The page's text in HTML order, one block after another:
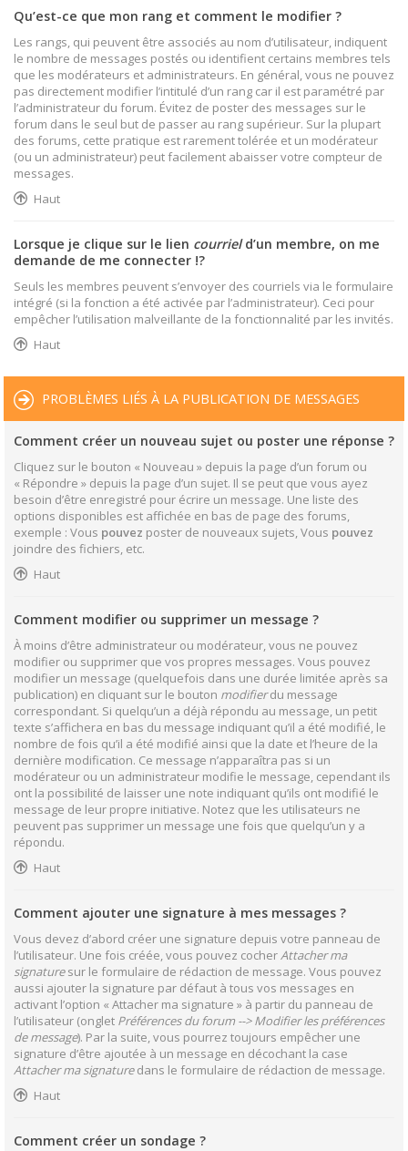
Qu’est-ce que mon rang et comment le modifier ?
Les rangs, qui peuvent être associés au nom d’utilisateur, indiquent
le nombre de messages postés ou identifient certains membres tels
que les modérateurs et administrateurs. En général, vous ne pouvez
pas directement modifier l’intitulé d’un rang car il est paramétré par
l’administrateur du forum. Évitez de poster des messages sur le
forum dans le seul but de passer au rang supérieur. Sur la plupart
des forums, cette pratique est rarement tolérée et un modérateur
(ou un administrateur) peut facilement abaisser votre compteur de
messages.
Haut
Lorsque je clique sur le lien courrield’un membre, on me
demande de me connecter !?
Seuls les membres peuvent s’envoyer des courriels via le formulaire
intégré (si la fonction a été activée par l’administrateur). Ceci pour
empêcher l’utilisation malveillante de la fonctionnalité par les invités.
Haut
PROBLÈMES LIÉS À LA PUBLICATION DE MESSAGES
Comment créer un nouveau sujet ou poster une réponse ?
Cliquez sur le bouton « Nouveau » depuis la page d’un forum ou
« Répondre » depuis la page d’un sujet. Il se peut que vous ayez
besoin d’être enregistré pour écrire un message. Une liste des
options disponibles est affichée en bas de page des forums,
exemple : Vous pouvez poster de nouveaux sujets, Vous pouvez
joindre des fichiers, etc.
Haut
Comment modifier ou supprimer un message ?
À moins d’être administrateur ou modérateur, vous ne pouvez
modifier ou supprimer que vos propres messages. Vous pouvez
modifier un message (quelquefois dans une durée limitée après sa
publication) en cliquant sur le bouton modifierdu message
correspondant. Si quelqu’un a déjà répondu au message, un petit
texte s’affichera en bas du message indiquant qu’il a été modifié, le
nombre de fois qu’il a été modifié ainsi que la date et l’heure de la
dernière modification. Ce message n’apparaîtra pas si un
modérateur ou un administrateur modifie le message, cependant ils
ont la possibilité de laisser une note indiquant qu’ils ont modifié le
message de leur propre initiative. Notez que les utilisateurs ne
peuvent pas supprimer un message une fois que quelqu’un y a
répondu.
Haut
Comment ajouter une signature à mes messages ?
Vous devez d’abord créer une signature depuis votre panneau de
l’utilisateur. Une fois créée, vous pouvez cocherAttacher ma
signaturesur le formulaire de rédaction de message. Vous pouvez
aussi ajouter la signature par défaut à tous vos messages en
activant l’option « Attacher ma signature » à partir du panneau de
l’utilisateur (onglet Préférences du forum --> Modifier les préférences
de message). Par la suite, vous pourrez toujours empêcher une
signature d’être ajoutée à un message en décochant la case
Attacher ma signaturedans le formulaire de rédaction de message.
Haut
Comment créer un sondage ?